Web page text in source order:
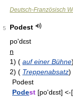
Deutsch-Französisch
5
Podest
po'dɛst
n
1) ( auf einer Bühne)
2) ( Treppenabsatz)
Podest
Podest [po'dεst]